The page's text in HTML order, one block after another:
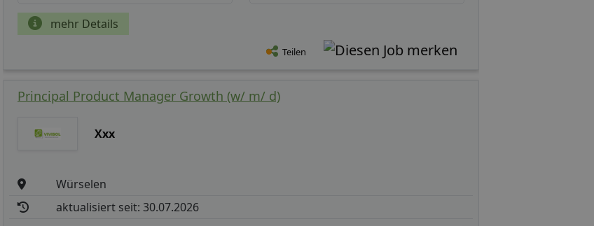
mehr Details
Teilen
Principal Product Manager Growth (w/ m/ d)
Xxx
Würselen
aktualisiert seit: 30.07.2026